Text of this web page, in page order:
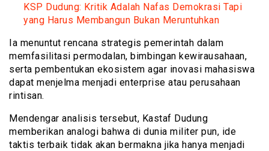
KSP Dudung: Kritik Adalah Nafas Demokrasi Tapi
yang Harus Membangun Bukan Meruntuhkan
Ia menuntut rencana strategis pemerintah dalam
memfasilitasi permodalan, bimbingan kewirausahaan,
serta pembentukan ekosistem agar inovasi mahasiswa
dapat menjelma menjadi enterprise atau perusahaan
rintisan.
Mendengar analisis tersebut, Kastaf Dudung
memberikan analogi bahwa di dunia militer pun, ide
taktis terbaik tidak akan bermakna jika hanya menjadi